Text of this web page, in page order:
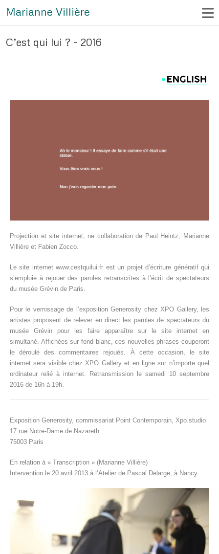
Marianne Villière
C’est qui lui ? – 2016
Projection et site internet, ne collaboration de Paul Heintz, Marianne
Villière et Fabien Zocco.
Le site internetwww.cestquilui.fr est un projet d’écriture génératif qui
s’emploie à rejouer des paroles retranscrites à l’écrit de spectateurs
du musée Grévin de Paris.
Pour le vernissage de l’exposition Generosity chez XPO Gallery, les
artistes proposent de relever en direct les paroles de spectateurs du
musée Grévin pour les faire apparaître sur le site internet en
simultané. Affichées sur fond blanc, ces nouvelles phrases couperont
le déroulé des commentaires rejoués. À cette occasion, le site
internet sera visible chez XPO Gallery et en ligne sur n’importe quel
ordinateur relié à internet. Retransmission le samedi 10 septembre
2016 de 16h à 19h.
Exposition Generosity, commissariat Point Contemporain, Xpo.studio
17 rue Notre-Dame de Nazareth
75003 Paris
En relation à « Transcription » (Marianne Villière)
Intervention le 20 avril 2013 à l’Atelier de Pascal Delarge, à Nancy.